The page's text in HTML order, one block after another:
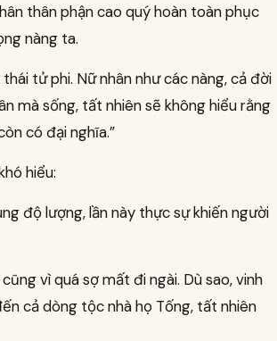
thân phận cao quý hoàn toàn phục
nàng ta.
tử phi. Nữ nhân như các nàng, cả đời
mà sống, tất nhiên sẽ không hiểu rằng
có đại nghĩa.”
hiểu:
độ lượng, lần này thực sự khiến người
vì quá sợ mất đi ngài. Dù sao, vinh
cả dòng tộc nhà họ Tống, tất nhiên